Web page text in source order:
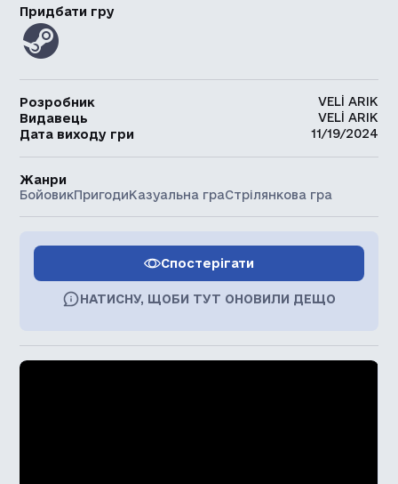
Придбати гру
Розробник
VELİ ARIK
Видавець
VELİ ARIK
Дата виходу гри
11/19/2024
Жанри
БойовикПригодиКазуальна граСтрілянкова гра
Спостерігати
НАТИСНУ, ЩОБИ ТУТ ОНОВИЛИ ДЕЩО